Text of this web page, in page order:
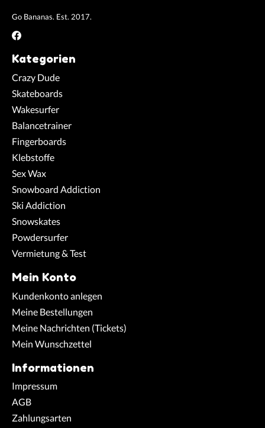
Go Bananas. Est. 2017.
Kategorien
Crazy Dude
Skateboards
Wakesurfer
Balancetrainer
Fingerboards
Klebstoffe
Sex Wax
Snowboard Addiction
Ski Addiction
Snowskates
Powdersurfer
Vermietung & Test
Mein Konto
Kundenkonto anlegen
Meine Bestellungen
Meine Nachrichten (Tickets)
Mein Wunschzettel
Informationen
Impressum
AGB
Zahlungsarten